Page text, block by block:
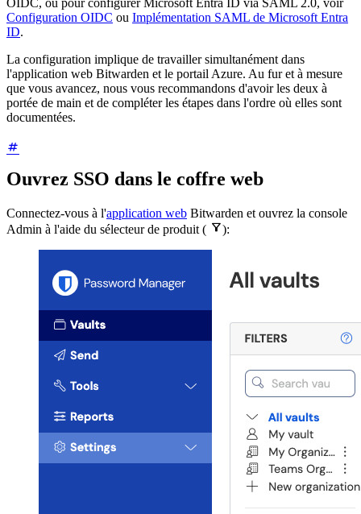
OIDC, ou pour configurer Microsoft Entra ID via SAML 2.0, voir
Configuration OIDC ou Implémentation SAML de Microsoft Entra
ID.
La configuration implique de travailler simultanément dans
l'application web Bitwarden et le portail Azure. Au fur et à mesure
que vous avancez, nous vous recommandons d'avoir les deux à
portée de main et de compléter les étapes dans l'ordre où elles sont
documentées.
Ouvrez SSO dans le coffre web
Connectez-vous à l'application web Bitwarden et ouvrez la console
Admin à l'aide du sélecteur de produit ( ):